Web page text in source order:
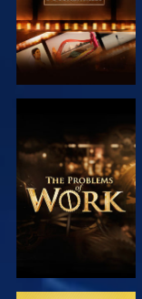
EXPLORA LAS
SERIES